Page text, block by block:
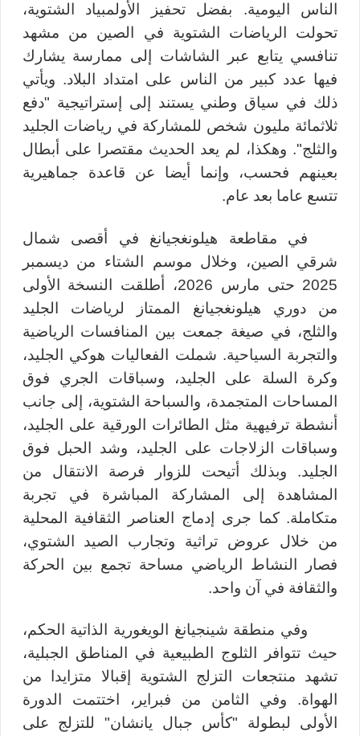
الناس اليومية. بفضل تحفيز الأولمبياد الشتوية،
تحولت الرياضات الشتوية في الصين من مشهد
تنافسي يتابع عبر الشاشات إلى ممارسة يشارك
فيها عدد كبير من الناس على امتداد البلاد. ويأتي
ذلك في سياق وطني يستند إلى إستراتيجية "دفع
ثلاثمائة مليون شخص للمشاركة في رياضات الجليد
والثلج". وهكذا، لم يعد الحديث مقتصرا على أبطال
بعينهم فحسب، وإنما أيضا عن قاعدة جماهيرية
تتسع عاما بعد عام.
في مقاطعة هيلونغجيانغ في أقصى شمال
شرقي الصين، وخلال موسم الشتاء من ديسمبر
2025 حتى مارس 2026، أطلقت النسخة الأولى
من دوري هيلونغجيانغ الممتاز لرياضات الجليد
والثلج، في صيغة جمعت بين المنافسات الرياضية
والتجربة السياحية. شملت الفعاليات هوكي الجليد،
وكرة السلة على الجليد، وسباقات الجري فوق
المساحات المتجمدة، والسباحة الشتوية، إلى جانب
أنشطة ترفيهية مثل الطائرات الورقية على الجليد،
وسباقات الزلاجات على الجليد، وشد الحبل فوق
الجليد. وبذلك أتيحت للزوار فرصة الانتقال من
المشاهدة إلى المشاركة المباشرة في تجربة
متكاملة. كما جرى إدماج العناصر الثقافية المحلية
من خلال عروض تراثية وتجارب الصيد الشتوي،
فصار النشاط الرياضي مساحة تجمع بين الحركة
والثقافة في آن واحد.
وفي منطقة شينجيانغ الويغورية الذاتية الحكم،
حيث تتوافر الثلوج الطبيعية في المناطق الجبلية،
تشهد منتجعات التزلج الشتوية إقبالا متزايدا من
الهواة. وفي الثامن من فبراير، اختتمت الدورة
الأولى لبطولة "كأس جبال يانشان" للتزلج على